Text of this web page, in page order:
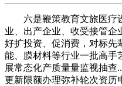
六是鞭策教育文旅医疗
业、出产企业、收受接管企
好扩投资、促消费，对标先
能、膜材料等行业一批高手
展常态化产质量量监视抽查
更新限额办理弥补轮次资历